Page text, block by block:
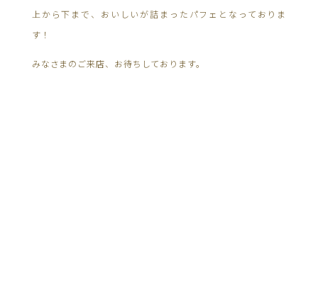
上から下まで、おいしいが詰まったパフェとなっておりま
す！
みなさまのご来店、お待ちしております。